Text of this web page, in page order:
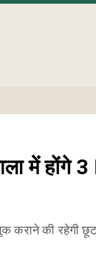
में होंगे
कराने की रहेगी